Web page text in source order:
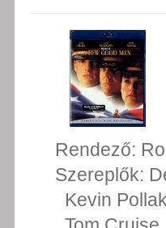
Rendező:
Szereplők:
Kevin